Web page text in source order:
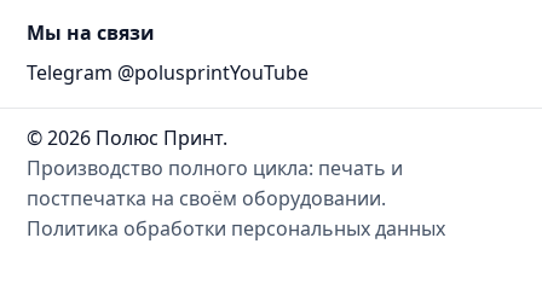
Мы на связи
Telegram @polusprintYouTube
© 2026 Полюс Принт.
Производство полного цикла: печать и
постпечатка на своём оборудовании.
Политика обработки персональных данных